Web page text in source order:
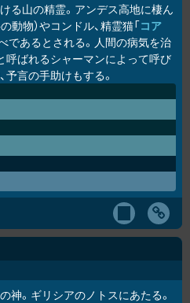
る山の精霊。アンデス高地に棲ん
動物）やコンドル、精霊猫「コア
べであるとされる。人間の病気を治
呼ばれるシャーマンによって呼び
言の手助けもする。
神。ギリシアのノトスにあたる。